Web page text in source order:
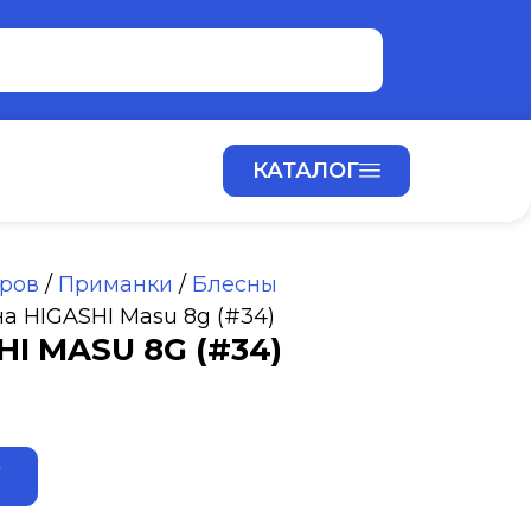
КАТАЛОГ
/ Приманки / Блесны
HIGASHI Masu 8g (#34)
MASU 8G (#34)